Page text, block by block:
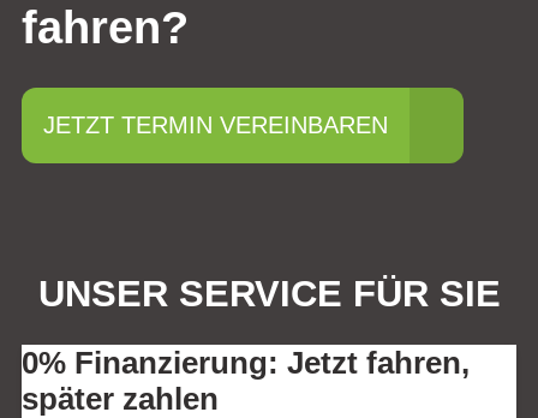
fahren?
JETZT TERMIN VEREINBAREN
UNSER SERVICE FÜR SIE
0% Finanzierung: Jetzt fahren,
später zahlen